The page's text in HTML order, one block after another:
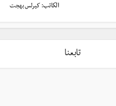
الكاتب:كيرلس بهجت
تابعنا